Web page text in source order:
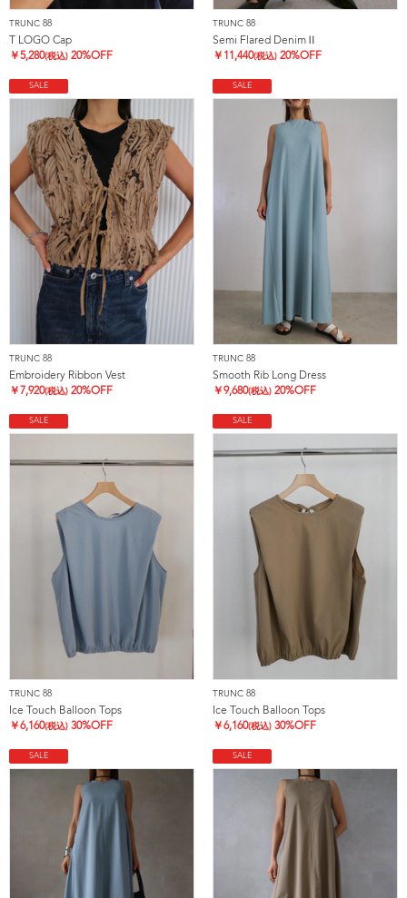
TRUNC 88
T LOGO Cap
￥5,280(税込) 20%OFF
TRUNC 88
Semi Flared DenimⅡ
￥ 11,440(税込) 20%OFF
SALE
TRUNC 88
Embroidery Ribbon Vest
￥ 7,920(税込) 20%OFF
SALE
TRUNC 88
Smooth Rib Long Dress
￥9,680(税込) 20%OFF
SALE
TRUNC 88
Ice Touch Balloon Tops
￥6,160(税込) 30%OFF
SALE
TRUNC 88
Ice Touch Balloon Tops
￥6,160(税込) 30%OFF
SALE SALE